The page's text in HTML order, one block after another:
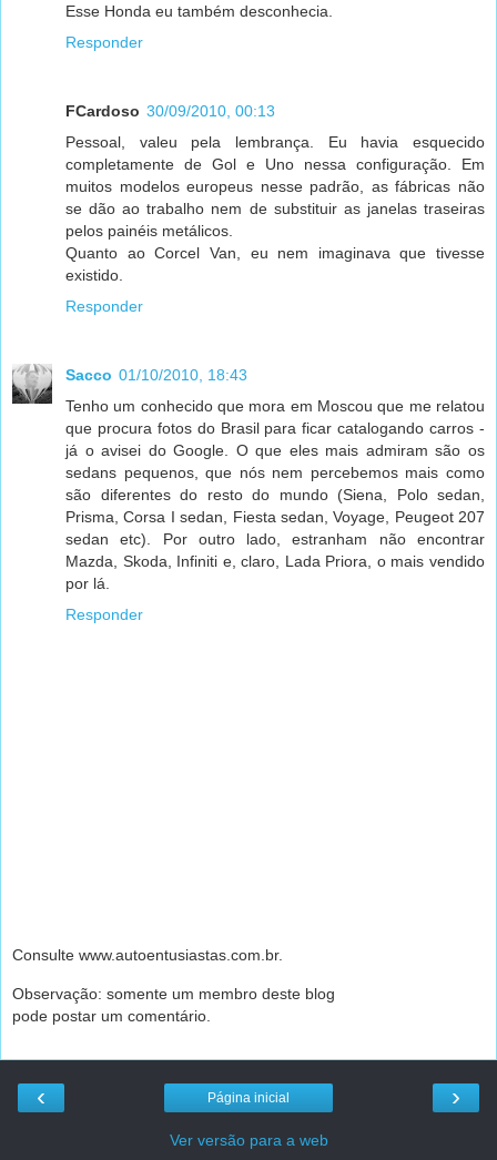
Esse Honda eu também desconhecia.
Responder
FCardoso 30/09/2010, 00:13
Pessoal, valeu pela lembrança. Eu havia esquecido
completamente de Gol e Uno nessa configuração. Em
muitos modelos europeus nesse padrão, as fábricas não
se dão ao trabalho nem de substituir as janelas traseiras
pelos painéis metálicos.
Quanto ao Corcel Van, eu nem imaginava que tivesse
existido.
Responder
Sacco 01/10/2010, 18:43
Tenho um conhecido que mora em Moscou que me relatou
que procura fotos do Brasil para ficar catalogando carros -
já o avisei do Google. O que eles mais admiram são os
sedans pequenos, que nós nem percebemos mais como
são diferentes do resto do mundo (Siena, Polo sedan,
Prisma, Corsa I sedan, Fiesta sedan, Voyage, Peugeot 207
sedan etc). Por outro lado, estranham não encontrar
Mazda, Skoda, Infiniti e, claro, Lada Priora, o mais vendido
por lá.
Responder
Consulte www.autoentusiastas.com.br.
Observação: somente um membro deste blog
pode postar um comentário.
‹ ›
Página inicial
Ver versão para a web